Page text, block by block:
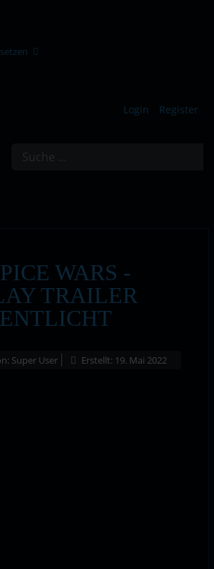
Login Register
WARS -
TRAILER
Super User Erstellt: 19. Mai 2022